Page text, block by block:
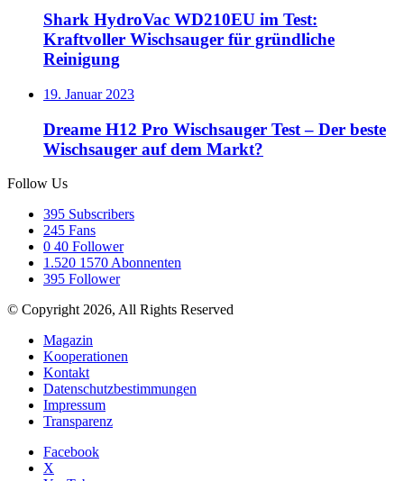
Shark HydroVac WD210EU im Test:
Kraftvoller Wischsauger für gründliche
Reinigung
19. Januar 2023
Dreame H12 Pro Wischsauger Test – Der beste
Wischsauger auf dem Markt?
Follow Us
395 Subscribers
245 Fans
0 40 Follower
1.520 1570 Abonnenten
395 Follower
© Copyright 2026, All Rights Reserved
Magazin
Kooperationen
Kontakt
Datenschutzbestimmungen
Impressum
Transparenz
Facebook
X